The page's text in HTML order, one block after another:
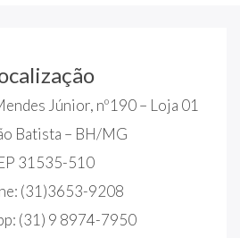
Júnior, nº190 – Loja 01
Batista – BH/MG
31535-510
(31)3653-9208
(31) 9 8974-7950